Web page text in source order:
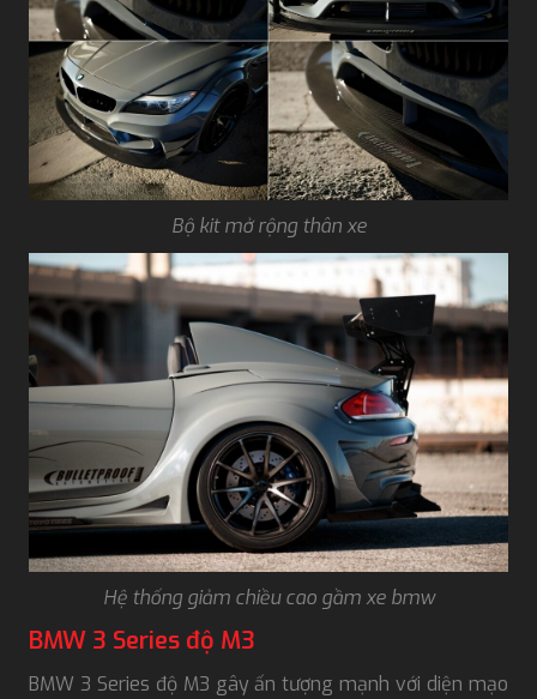
Bộ kit mở rộng thân xe
Hệ thống giảm chiều cao gầm xe bmw
BMW 3 Series độ M3
BMW 3 Series độ M3 gây ấn tượng mạnh với diện mạo